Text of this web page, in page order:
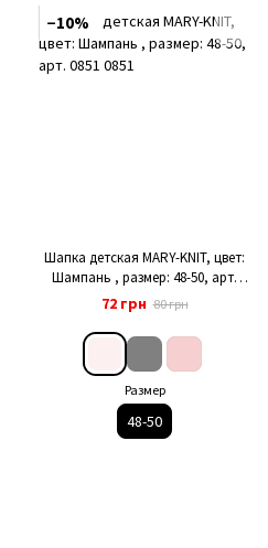
−10%
Шапка детская MARY-KNIT, цвет:
Шампань , размер: 48-50, арт.
0851
72 грн 80 грн
Размер
48-50